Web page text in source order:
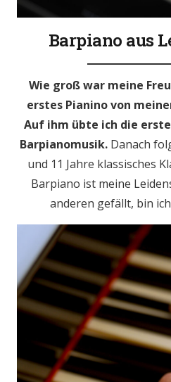
Barpiano aus
Wie groß war meine
erstes Pianino von
Auf ihm übte ich die
Barpianomusik. Danach
und 11 Jahre klassisches
Barpiano ist meine
anderen gefällt, bin